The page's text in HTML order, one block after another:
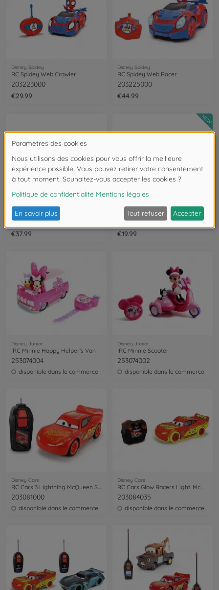
Disney Spidey
RC Spidey Web Crawler
203223000
€29.99
Disney Spidey
RC Spidey Web Racer
203225000
€44.99
Disney Junior
Super Kitties RC Basic Car
9336268314R00
€37.99
Disney Toy Story
Toy Story RC Turbo Buggy 1:32
9336838314R00
€19.99
NEW
Disney Junior
IRC Minnie Happy Helper's Van
253074004
disponible dans le commerce
Disney Junior
IRC Minnie Scooter
253074002
disponible dans le commerce
Disney Cars
RC Cars 3 Lightning McQueen Single Drive 1:32
203081000
disponible dans le commerce
Disney Cars
RC Cars Glow Racers Light. McQueen 1:24
203084035
disponible dans le commerce